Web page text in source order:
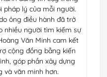
pháp lý của mỗi người.
ông điều hành đã trở
nhiều người tìm kiếm sự
Văn Minh cam kết
cộng đồng bằng kiến
góp phần xây dựng
và văn minh hơn.